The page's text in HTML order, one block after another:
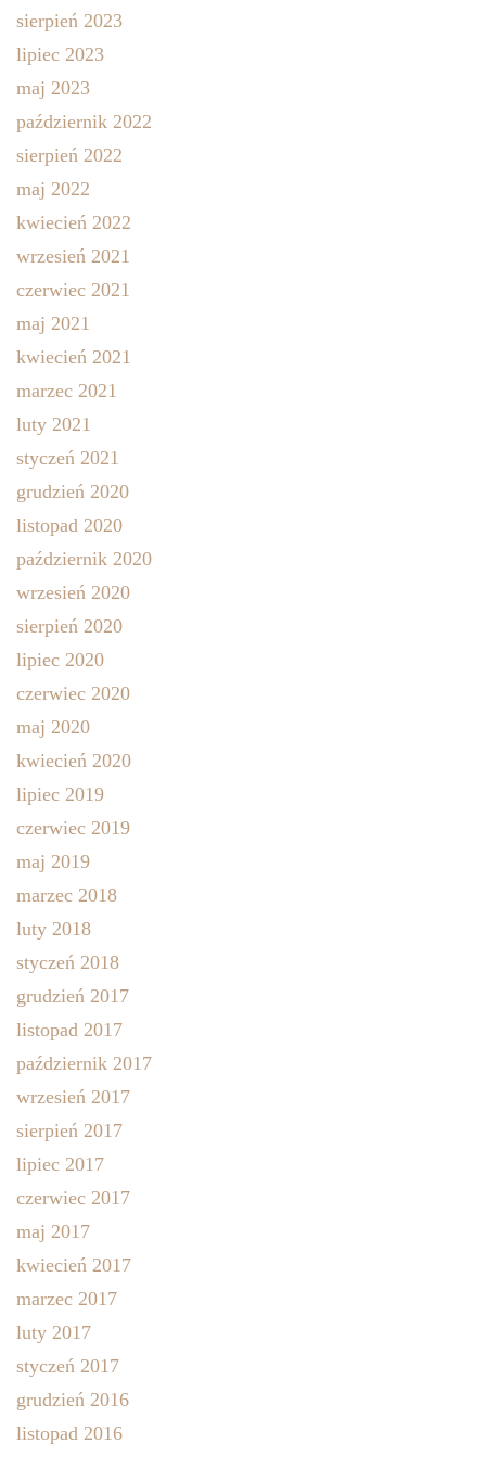
sierpień 2023
lipiec 2023
maj 2023
październik 2022
sierpień 2022
maj 2022
kwiecień 2022
wrzesień 2021
czerwiec 2021
maj 2021
kwiecień 2021
marzec 2021
luty 2021
styczeń 2021
grudzień 2020
listopad 2020
październik 2020
wrzesień 2020
sierpień 2020
lipiec 2020
czerwiec 2020
maj 2020
kwiecień 2020
lipiec 2019
czerwiec 2019
maj 2019
marzec 2018
luty 2018
styczeń 2018
grudzień 2017
listopad 2017
październik 2017
wrzesień 2017
sierpień 2017
lipiec 2017
czerwiec 2017
maj 2017
kwiecień 2017
marzec 2017
luty 2017
styczeń 2017
grudzień 2016
listopad 2016